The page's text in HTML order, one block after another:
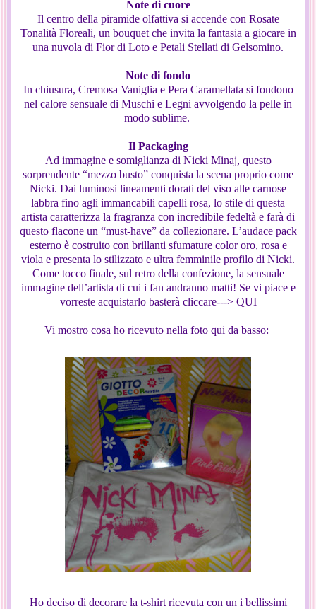
Note di cuore
Il centro della piramide olfattiva si accende con Rosate
Tonalità Floreali, un bouquet che invita la fantasia a giocare in
una nuvola di Fior di Loto e Petali Stellati di Gelsomino.
Note di fondo
In chiusura, Cremosa Vaniglia e Pera Caramellata si fondono
nel calore sensuale di Muschi e Legni avvolgendo la pelle in
modo sublime.
Il Packaging
Ad immagine e somiglianza di Nicki Minaj, questo
sorprendente “mezzo busto” conquista la scena proprio come
Nicki. Dai luminosi lineamenti dorati del viso alle carnose
labbra fino agli immancabili capelli rosa, lo stile di questa
artista caratterizza la fragranza con incredibile fedeltà e farà di
questo flacone un “must-have” da collezionare. L’audace pack
esterno è costruito con brillanti sfumature color oro, rosa e
viola e presenta lo stilizzato e ultra femminile profilo di Nicki.
Come tocco finale, sul retro della confezione, la sensuale
immagine dell’artista di cui i fan andranno matti! Se vi piace e
vorreste acquistarlo basterà cliccare---> QUI
Vi mostro cosa ho ricevuto nella foto qui da basso:
Ho deciso di decorare la t-shirt ricevuta con un i bellissimi